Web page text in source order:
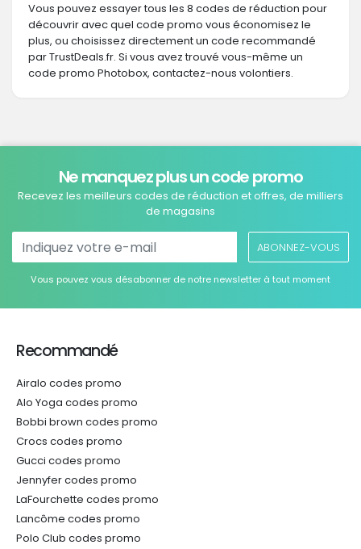
Vous pouvez essayer tous les 8 codes de réduction pour
découvrir avec quel code promo vous économisez le
plus, ou choisissez directement un code recommandé
par TrustDeals.fr. Si vous avez trouvé vous-même un
code promo Photobox, contactez-nous volontiers.
Ne manquez plus un code promo
Recevez les meilleurs codes de réduction et offres, de milliers
de magasins
ABONNEZ-VOUS
Vous pouvez vous désabonner de notre newsletter à tout moment
Recommandé
Airalo codes promo
Alo Yoga codes promo
Bobbi brown codes promo
Crocs codes promo
Gucci codes promo
Jennyfer codes promo
LaFourchette codes promo
Lancôme codes promo
Polo Club codes promo